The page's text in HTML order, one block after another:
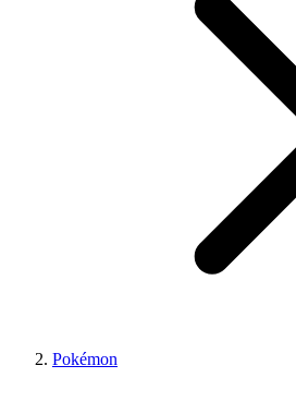
Pokémon